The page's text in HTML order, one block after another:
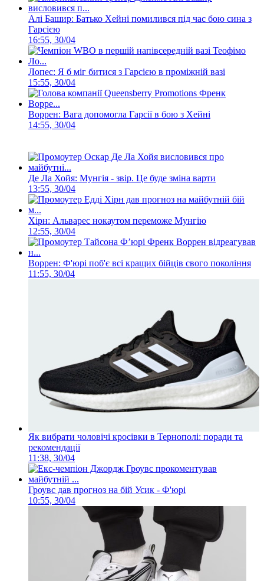
Алі Башир: Батько Хейні помилився під час бою сина з
Гарсією
16:55, 30/04
Лопес: Я б міг битися з Гарсією в проміжній вазі
15:55, 30/04
Воррен: Вага допомогла Гарсії в бою з Хейні
14:55, 30/04
Де Ла Хойя: Мунгія - звір. Це буде зміна варти
13:55, 30/04
Хірн: Альварес нокаутом переможе Мунгію
12:55, 30/04
Воррен: Ф'юрі поб'є всі кращих бійців свого покоління
11:55, 30/04
Як вибрати чоловічі кросівки в Тернополі: поради та
рекомендації
11:38, 30/04
Гроувс дав прогноз на бій Усик - Ф'юрі
10:55, 30/04